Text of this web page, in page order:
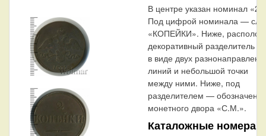
В центре указан номинал «2».
Под цифрой номинала —
«КОПЕЙКИ». Ниже,
декоративный разделитель
в виде двух
линий и небольшой точки
между ними. Ниже, под
разделителем —
монетного двора «С.М.».
Каталожные номера